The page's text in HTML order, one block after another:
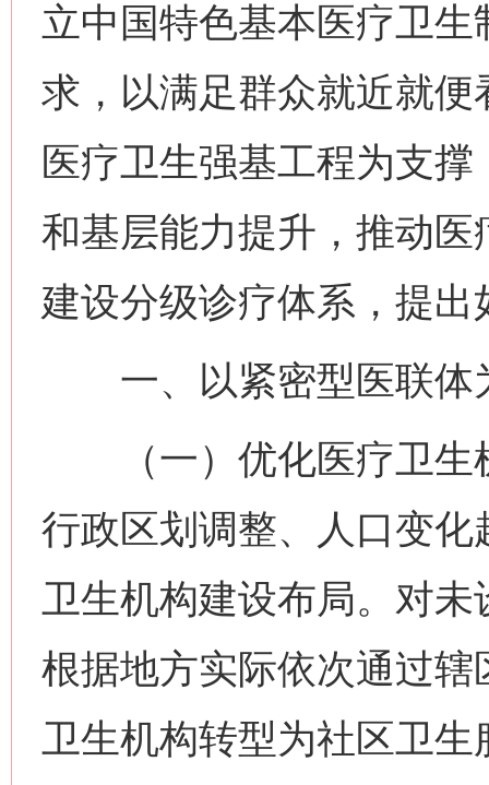
立中国特色基本医疗卫
求，以满足群众就近就
医疗卫生强基工程为支
和基层能力提升，推动
建设分级诊疗体系，提出
一、以紧密型医联体
（一）优化医疗卫生
行政区划调整、人口变
卫生机构建设布局。对
根据地方实际依次通过
卫生机构转型为社区卫